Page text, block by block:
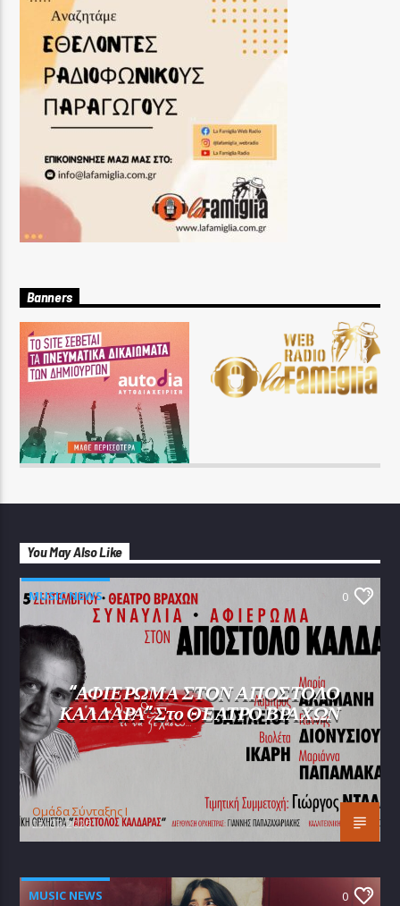
Banners
You May Also Like
MUSIC NEWS 0
“ΑΦΙΕΡΩΜΑ ΣΤΟΝ ΑΠΟΣΤΟΛΟ
ΚΑΛΔΑΡΑ” Στο ΘΕΑΤΡΟ ΒΡΑΧΩΝ
Oμάδα Σύνταξης Ι
25/07/2026
MUSIC NEWS 0